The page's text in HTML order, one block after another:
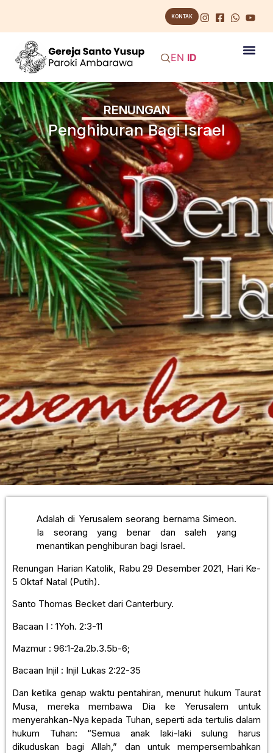
KONTAK
EN ID
RENUNGAN
Penghiburan Bagi Israel
Adalah di Yerusalem seorang bernama Simeon.
Ia seorang yang benar dan saleh yang
menantikan penghiburan bagi Israel.
Renungan Harian Katolik, Rabu 29 Desember 2021, Hari Ke-
5 Oktaf Natal (Putih).
Santo Thomas Becket dari Canterbury.
Bacaan I : 1Yoh. 2:3-11
Mazmur : 96:1-2a.2b.3.5b-6;
Bacaan Injil : Injil Lukas 2:22-35
Dan ketika genap waktu pentahiran, menurut hukum Taurat
Musa, mereka membawa Dia ke Yerusalem untuk
menyerahkan-Nya kepada Tuhan, seperti ada tertulis dalam
hukum Tuhan: “Semua anak laki-laki sulung harus
dikuduskan bagi Allah,” dan untuk mempersembahkan